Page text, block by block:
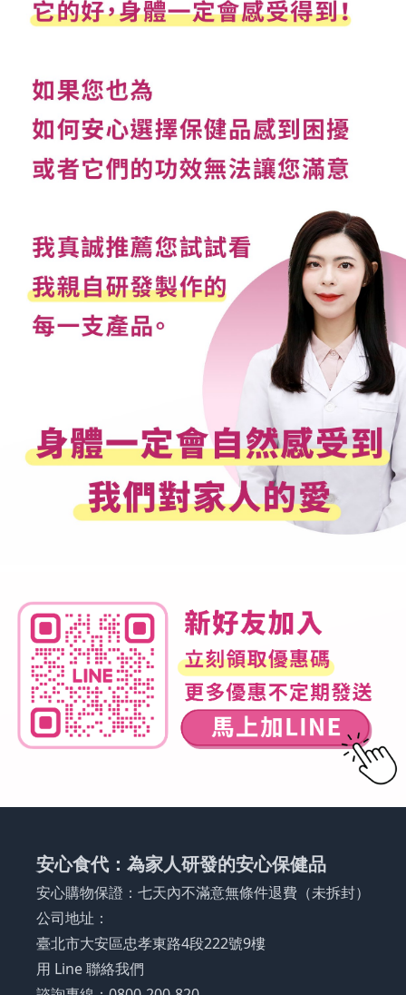
安心食代：為家人研發的安心保健品
安心購物保證：七天內不滿意無條件退費（未拆封）
公司地址：
臺北市大安區忠孝東路4段222號9樓
用 Line 聯絡我們